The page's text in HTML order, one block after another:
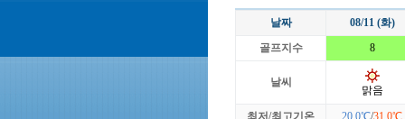
날짜
08/11 (화)
골프지수
8
날씨
맑음
최저/최고기온 20.0℃/31.0℃